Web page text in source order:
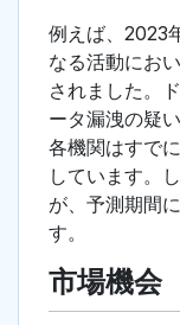
例えば、2023
なる活動にお
されました。
ータ漏洩の疑
各機関はすで
しています。
が、予測期間
す。
市場機会